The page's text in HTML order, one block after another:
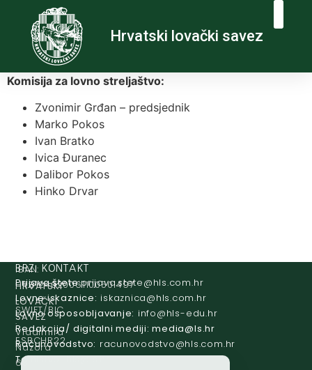
Hrvatski lovački savez
Komisija za lovno streljaštvo:
Zvonimir Grđan – predsjednik
Marko Pokos
Ivan Bratko
Ivica Đuranec
Dalibor Pokos
Hinko Drvar
HRVATSKI
LOVAČKI
SAVEZ
Vladimira
Nazora
63
IBAN:
HR8124020061100501497
SWIFT/BIC
:
ESBCHR22
BRZI KONTAKT
Prijava štete: rh.moc.slh
@etets.avajirp
Lovne iskaznice:
rh.moc.slh
@acinzaksi
Lovno osposobljavanje:
rh.ude-slh
@ofni
Redakcija/ digitalni mediji:
rh.sl
@aidem
Računovodstvo:
rh.moc.slh
@ovtsdovonucar
Tajništvo:
rh.sl
@slh